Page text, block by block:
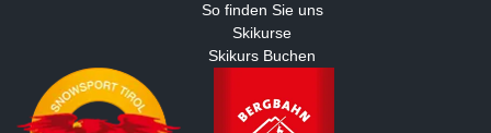
So finden Sie uns
Skikurse
Skikurs Buchen